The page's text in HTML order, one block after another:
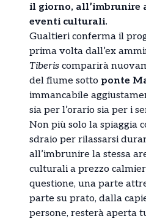
il giorno, all’imbrunire
eventi culturali.
Gualtieri conferma il
prima volta dall’ex
Tiberis comparirà
del fiume sotto ponte
immancabile
sia per l’orario sia per i
Non più solo la spiaggia
sdraio per rilassarsi
all’imbrunire la stessa
culturali a prezzo
questione, una parte
parte su prato, dalla
persone, resterà aperta